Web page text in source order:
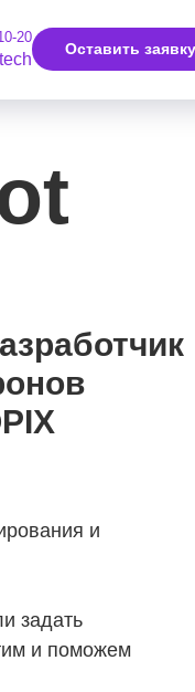
20
Оставить заявку
и
задать
и поможем